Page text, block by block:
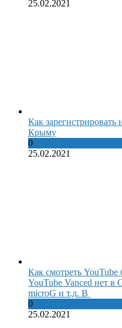
25.02.2021
Как зарегистрировать
Крыму
0
25.02.2021
Как смотреть
YouTube Vanced нет в
microG и т.д. В
0
25.02.2021